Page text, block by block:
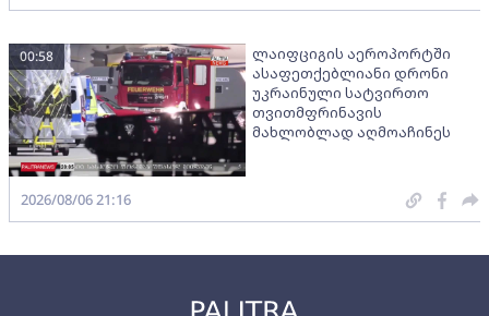
ლაიფციგის აეროპორტში
ასაფეთქებლიანი დრონი
უკრაინული სატვირთო
თვითმფრინავის
მახლობლად აღმოაჩინეს
00:58
2026/08/06 21:16